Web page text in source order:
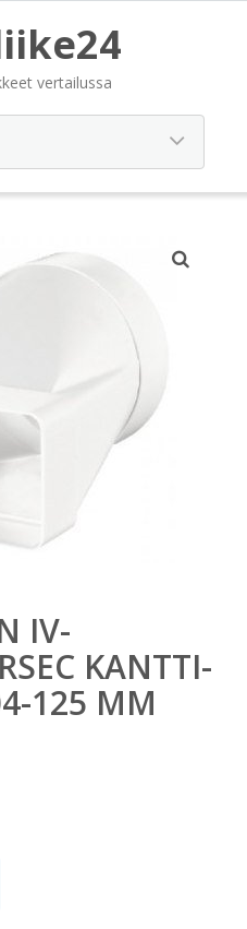
vertailussa
IV-
KANTTI-
125 MM